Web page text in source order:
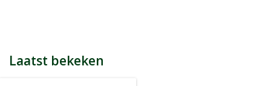
Tijdens het afrekenen zie je dan onderaan een optie om je
spaarpunten in te wisselen, 100 spaarpunten = € 5 korting, 200
Laatst bekeken